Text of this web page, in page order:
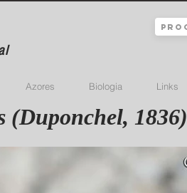
Azores Biologia Links
1836)